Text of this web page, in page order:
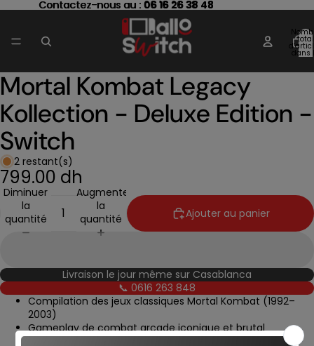
Contactez-nous au : 06 16 26 38 48
Contactez-nous au : 06 16 26 38 48
total
dans
Ouvrir
l’image
en
plein
écran
Mortal Kombat Legacy
Kollection - Deluxe Edition -
Switch
2 restant(s)
799.00 dh
Diminuer
la
quantité
Augmenter
la
quantité
Ajouter au panier
Livraison le jour même sur Casablanca
📞 0616 263 848
Compilation des jeux classiques Mortal Kombat (1992–
2003)
Gameplay de combat arcade iconique et brutal